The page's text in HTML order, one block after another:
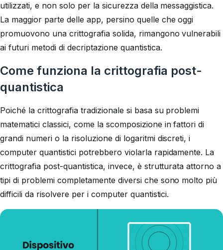
utilizzati, e non solo per la sicurezza della messaggistica.
La maggior parte delle app, persino quelle che oggi
promuovono una crittografia solida, rimangono vulnerabili
ai futuri metodi di decriptazione quantistica.
Come funziona la crittografia post-
quantistica
Poiché la crittografia tradizionale si basa su problemi
matematici classici, come la scomposizione in fattori di
grandi numeri o la risoluzione di logaritmi discreti, i
computer quantistici potrebbero violarla rapidamente. La
crittografia post-quantistica, invece, è strutturata attorno a
tipi di problemi completamente diversi che sono molto più
difficili da risolvere per i computer quantistici.